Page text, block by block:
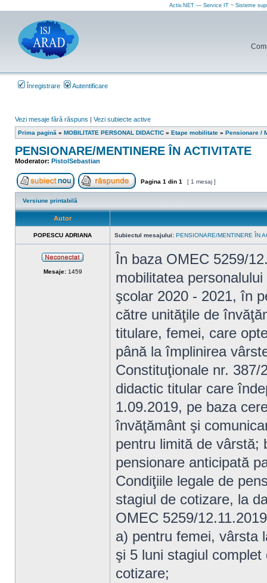
Activ.NET — Service IT ~ Sisteme
Înregistrare Autentificare
Vezi mesaje fără răspuns | Vezi subiecte active
Prima pagină » MOBILITATE PERSONAL DIDACTIC » Etape mobilitate » Pensionare /
PENSIONARE/MENTINERE ÎN ACTIVITATE
Moderator: PistolSebastian
Scrie un subiect nou Răspunde la subiect
Pagina 1 din 1 [ 1 mesaj ]
Versiune printabilă
Autor
POPESCU ADRIANA Subiectul mesajului: PENSIONARE/MENTINERE ÎN
Mesaje:1459
În baza OMEC 5259/
mobilitatea
şcolar 2020 - 2021, în
către unităţile de
titulare, femei, care
până la împlinirea
Constituţionale nr.
didactic titular care
1.09.2019, pe baza
învăţământ şi
pentru limită de vârstă;
pensionare anticipată
Condiţiile legale de
stagiul de cotizare, la
OMEC 5259/
a) pentru femei, vârsta
şi 5 luni stagiul
cotizare;